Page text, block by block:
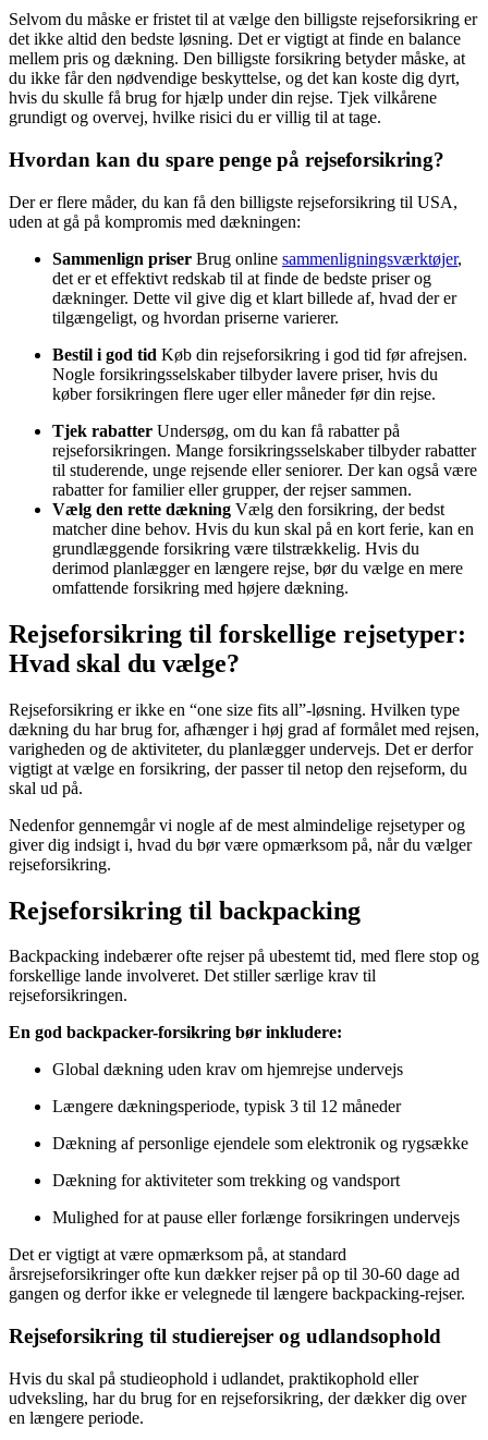
Selvom du måske er fristet til at vælge den billigste rejseforsikring er
det ikke altid den bedste løsning. Det er vigtigt at finde en balance
mellem pris og dækning. Den billigste forsikring betyder måske, at
du ikke får den nødvendige beskyttelse, og det kan koste dig dyrt,
hvis du skulle få brug for hjælp under din rejse. Tjek vilkårene
grundigt og overvej, hvilke risici du er villig til at tage.
Hvordan kan du spare penge på rejseforsikring?
Der er flere måder, du kan få den billigste rejseforsikring til USA,
uden at gå på kompromis med dækningen:
Sammenlign priser Brug online sammenligningsværktøjer,
det er et effektivt redskab til at finde de bedste priser og
dækninger. Dette vil give dig et klart billede af, hvad der er
tilgængeligt, og hvordan priserne varierer.
Bestil i god tid Køb din rejseforsikring i god tid før afrejsen.
Nogle forsikringsselskaber tilbyder lavere priser, hvis du
køber forsikringen flere uger eller måneder før din rejse.
Tjek rabatter Undersøg, om du kan få rabatter på
rejseforsikringen. Mange forsikringsselskaber tilbyder rabatter
til studerende, unge rejsende eller seniorer. Der kan også være
rabatter for familier eller grupper, der rejser sammen.
Vælg den rette dækning Vælg den forsikring, der bedst
matcher dine behov. Hvis du kun skal på en kort ferie, kan en
grundlæggende forsikring være tilstrækkelig. Hvis du
derimod planlægger en længere rejse, bør du vælge en mere
omfattende forsikring med højere dækning.
Rejseforsikring til forskellige rejsetyper:
Hvad skal du vælge?
Rejseforsikring er ikke en “one size fits all”-løsning. Hvilken type
dækning du har brug for, afhænger i høj grad af formålet med rejsen,
varigheden og de aktiviteter, du planlægger undervejs. Det er derfor
vigtigt at vælge en forsikring, der passer til netop den rejseform, du
skal ud på.
Nedenfor gennemgår vi nogle af de mest almindelige rejsetyper og
giver dig indsigt i, hvad du bør være opmærksom på, når du vælger
rejseforsikring.
Rejseforsikring til backpacking
Backpacking indebærer ofte rejser på ubestemt tid, med flere stop og
forskellige lande involveret. Det stiller særlige krav til
rejseforsikringen.
En god backpacker-forsikring bør inkludere:
Global dækning uden krav om hjemrejse undervejs
Længere dækningsperiode, typisk 3 til 12 måneder
Dækning af personlige ejendele som elektronik og rygsække
Dækning for aktiviteter som trekking og vandsport
Mulighed for at pause eller forlænge forsikringen undervejs
Det er vigtigt at være opmærksom på, at standard
årsrejseforsikringer ofte kun dækker rejser på op til 30-60 dage ad
gangen og derfor ikke er velegnede til længere backpacking-rejser.
Rejseforsikring til studierejser og udlandsophold
Hvis du skal på studieophold i udlandet, praktikophold eller
udveksling, har du brug for en rejseforsikring, der dækker dig over
en længere periode.